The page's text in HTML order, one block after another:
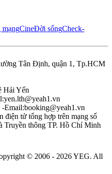
mạngCineĐời sốngCheck-
Tân Định, quận 1, Tp.HCM
Hải Yến
yen.lth@yeah1.vn
-Email:booking@yeah1.vn
điện tử tổng hợp trên mạng số
thông TP. Hồ Chí Minh
© 2006 - 2026 YEG. All